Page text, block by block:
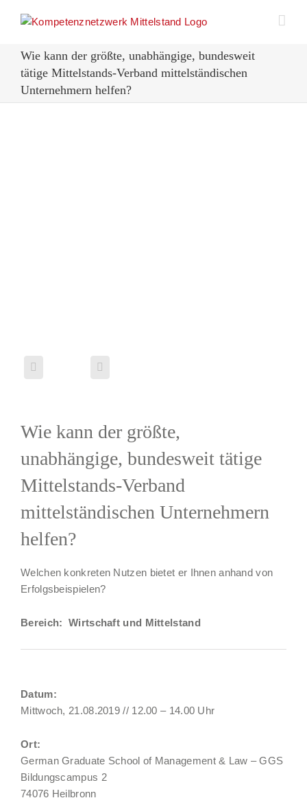
Inhalt
Wie kann der größte, unabhängige, bundesweit
tätige Mittelstands-Verband mittelständischen
Unternehmern helfen?
Wie kann der größte,
unabhängige, bundesweit tätige
Mittelstands-Verband
mittelständischen Unternehmern
helfen?
Welchen konkreten Nutzen bietet er Ihnen anhand von
Erfolgsbeispielen?
Bereich: Wirtschaft und Mittelstand
Datum:
Mittwoch, 21.08.2019 // 12.00 – 14.00 Uhr
Ort:
German Graduate School of Management & Law – GGS
Bildungscampus 2
74076 Heilbronn